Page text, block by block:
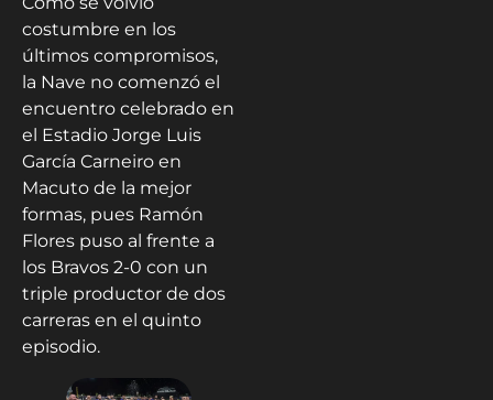
costumbre en los
últimos compromisos,
la Nave no comenzó el
encuentro celebrado en
el Estadio Jorge Luis
García Carneiro en
Macuto de la mejor
formas, pues Ramón
Flores puso al frente a
los Bravos 2-0 con un
triple productor de dos
carreras en el quinto
episodio.